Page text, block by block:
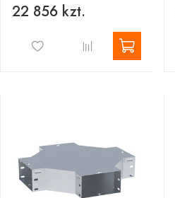
22 856 kzt.